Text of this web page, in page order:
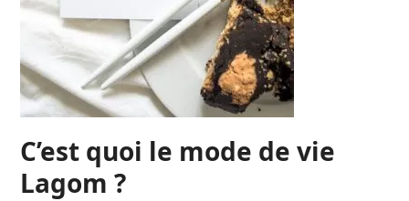
C’est quoi le mode de vie
Lagom ?